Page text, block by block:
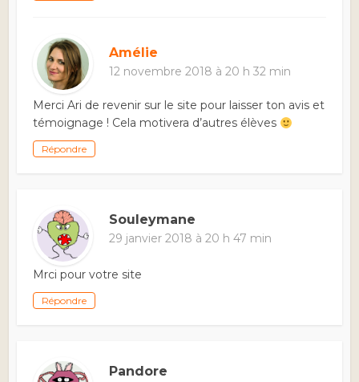
Amélie
12 novembre 2018 à 20 h 32 min
Merci Ari de revenir sur le site pour laisser ton avis et
témoignage ! Cela motivera d’autres élèves
Répondre
Souleymane
29 janvier 2018 à 20 h 47 min
Mrci pour votre site
Répondre
Pandore